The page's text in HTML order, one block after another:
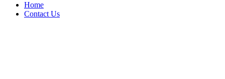
Home
Contact Us